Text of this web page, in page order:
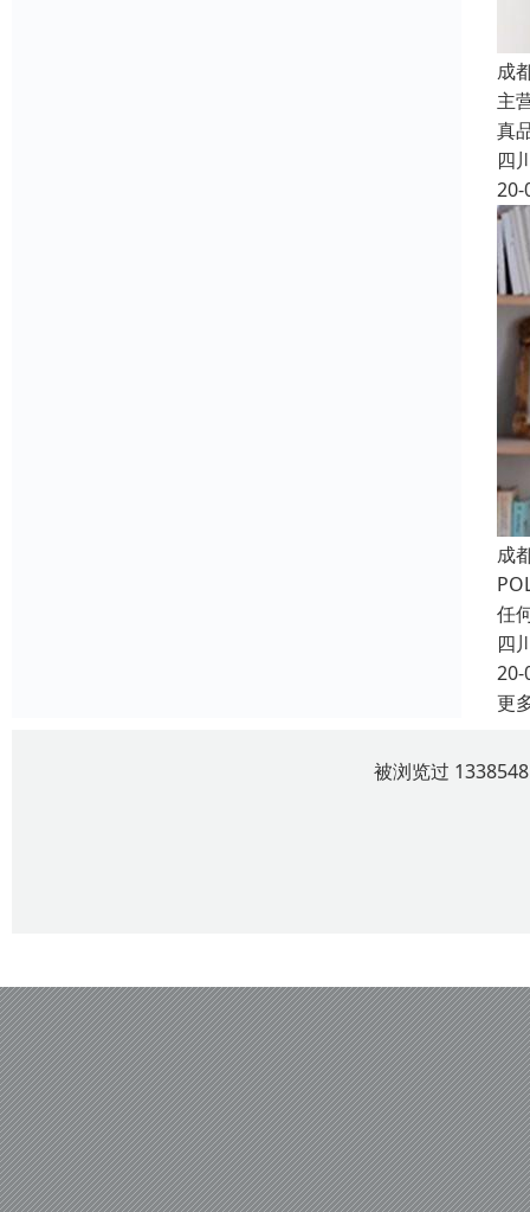
成
主
真
四
20-
成
任
四
20-
更
被浏览过